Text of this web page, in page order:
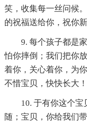
笑，收集每一丝问候
的祝福送给你，祝你
9. 每个孩子都是
怕你摔倒；我们把你
着你，关心着你，为
不惜宝贝，快快长大！
10. 于有你这个
随；宝贝，你给我们